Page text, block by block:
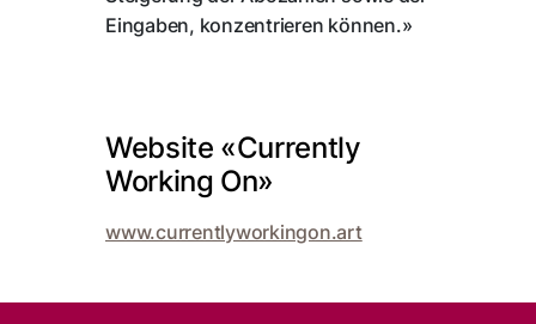
Eingaben, konzentrieren können.»
Website «Currently
Working On»
www.currentlyworkingon.art